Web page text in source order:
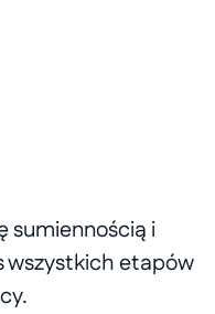
sumiennością i
wszystkich etapów